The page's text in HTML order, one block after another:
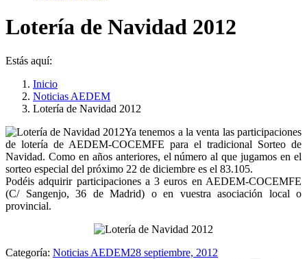
Lotería de Navidad 2012
Estás aquí:
Inicio
Noticias AEDEM
Lotería de Navidad 2012
Ya tenemos a la venta las participaciones
de lotería de AEDEM-COCEMFE para el tradicional Sorteo de
Navidad. Como en años anteriores, el número al que jugamos en el
sorteo especial del próximo 22 de diciembre es el 83.105.
Podéis adquirir participaciones a 3 euros en AEDEM-COCEMFE
(C/ Sangenjo, 36 de Madrid) o en vuestra asociación local o
provincial.
Categoría: Noticias AEDEM28 septiembre, 2012